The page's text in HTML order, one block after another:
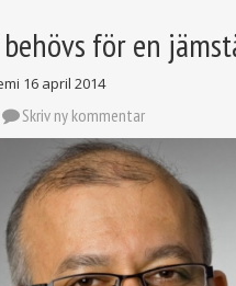
behövs för en
16 april 2014
Skriv ny kommentar